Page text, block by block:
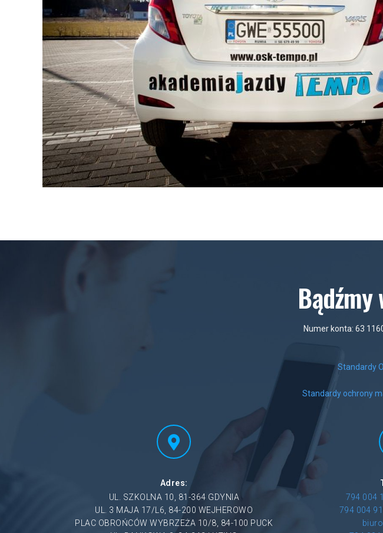
Numer konta: 63
Standardy
Standardy ochrony
Adres:
UL. SZKOLNA 10, 81-364 GDYNIA
UL. 3 MAJA 17/L6, 84-200 WEJHEROWO
PLAC OBROŃCÓW WYBRZEŻA 10/8, 84-100 PUCK
794 004
794 004